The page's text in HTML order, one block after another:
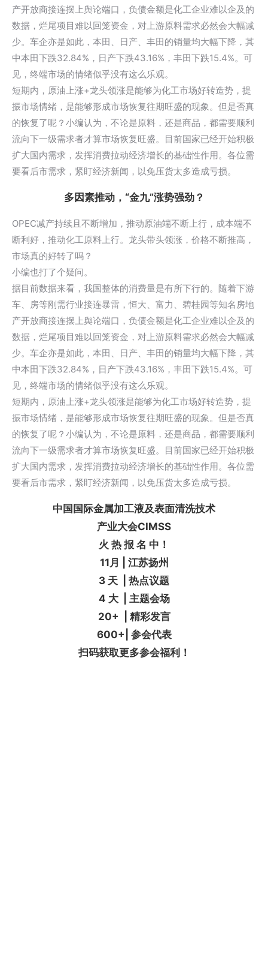
产开放商接连摆上舆论端口，负债金额是化工企业难以企及的
数据，烂尾项目难以回笼资金，对上游原料需求必然会大幅减
少。车企亦是如此，本田、日产、丰田的销量均大幅下降，其
中本田下跌32.84%，日产下跌43.16%，丰田下跌15.4%。可
见，终端市场的情绪似乎没有这么乐观。
短期内，原油上涨+龙头领涨是能够为化工市场好转造势，提
振市场情绪，是能够形成市场恢复往期旺盛的现象。但是否真
的恢复了呢？小编认为，不论是原料，还是商品，都需要顺利
流向下一级需求者才算市场恢复旺盛。目前国家已经开始积极
扩大国内需求，发挥消费拉动经济增长的基础性作用。各位需
要看后市需求，紧盯经济新闻，以免压货太多造成亏损。
多因素推动，“金九”涨势强劲？
OPEC减产持续且不断增加，推动原油端不断上行，成本端不
断利好，推动化工原料上行。龙头带头领涨，价格不断推高，
市场真的好转了吗？
小编也打了个疑问。
据目前数据来看，我国整体的消费量是有所下行的。随着下游
车、房等刚需行业接连暴雷，恒大、富力、碧桂园等知名房地
产开放商接连摆上舆论端口，负债金额是化工企业难以企及的
数据，烂尾项目难以回笼资金，对上游原料需求必然会大幅减
少。车企亦是如此，本田、日产、丰田的销量均大幅下降，其
中本田下跌32.84%，日产下跌43.16%，丰田下跌15.4%。可
见，终端市场的情绪似乎没有这么乐观。
短期内，原油上涨+龙头领涨是能够为化工市场好转造势，提
振市场情绪，是能够形成市场恢复往期旺盛的现象。但是否真
的恢复了呢？小编认为，不论是原料，还是商品，都需要顺利
流向下一级需求者才算市场恢复旺盛。目前国家已经开始积极
扩大国内需求，发挥消费拉动经济增长的基础性作用。各位需
要看后市需求，紧盯经济新闻，以免压货太多造成亏损。
中国国际金属加工液及表面清洗技术
产业大会CIMSS
火 热 报 名 中！
11月 | 江苏扬州
3 天 | 热点议题
4 大 | 主题会场
20+ | 精彩发言
600+| 参会代表
扫码获取更多参会福利！